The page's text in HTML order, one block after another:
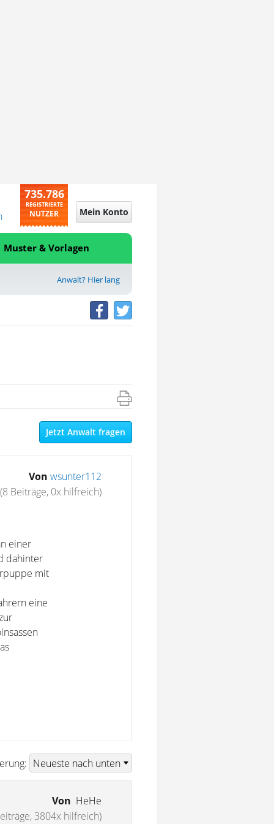
735.786
REGISTRIERTE
NUTZER Mein Konto
Muster & Vorlagen
Anwalt? Hier lang
Jetzt Anwalt fragen
Von wsunter112
(8 Beiträge, 0x hilfreich)
einer
dahinter
mit
eine
Von HeHe
3804x hilfreich)